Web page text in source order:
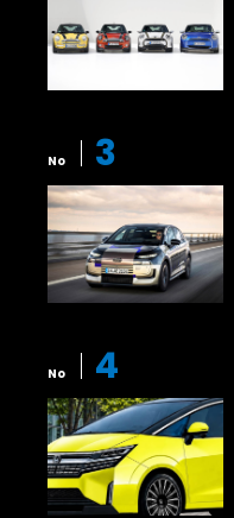
No 3
No 4